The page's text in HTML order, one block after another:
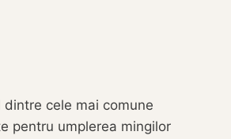
cele mai comune
pentru umplerea mingilor